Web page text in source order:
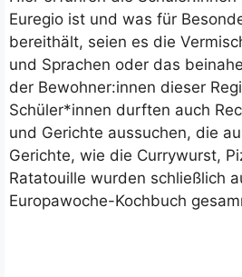
Euregio ist und was für
bereithält, seien es die
und Sprachen oder das
der Bewohner:innen dieser
Schüler*innen durften auch
und Gerichte aussuchen, die
Gerichte, wie die Currywurst,
Ratatouille wurden schließlich
Europawoche-Kochbuch